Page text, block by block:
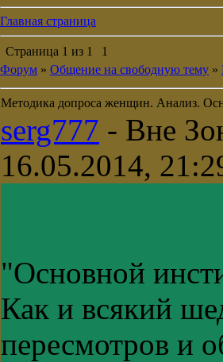
Главная страница
Страница 1 из 1
1
Форум » Общение на свободную тему »
Методика допроса женщин. Анализ.
serg777 - Вне
16.05.2014,
"Основной
Как и всякий
пересмотров и